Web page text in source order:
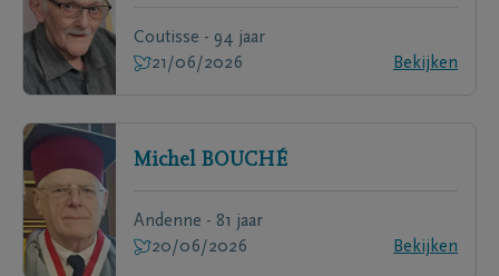
Coutisse - 94 jaar
21/06/2026
Bekijken
Michel BOUCHÉ
Andenne - 81 jaar
20/06/2026
Bekijken